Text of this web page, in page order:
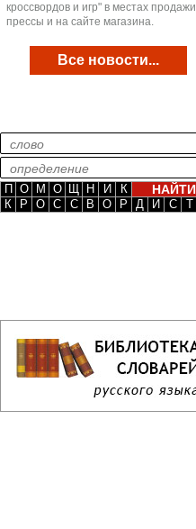
кроссвордов и игр" в местах продажи
прессы и на сайте магазина.
Все новости...
П О М О Щ Н И
К
К
Р О С С В О Р Д И С Т